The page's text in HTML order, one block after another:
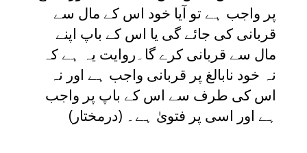
پر واجب ہے تو آیا خود اس کے مال سے
قربانی کی جائے گی یا اس کے باپ اپنے
مال سے قربانی کرے گا۔روایت یہ ہے کہ
نہ خود نابالغ پر قربانی واجب ہے اور نہ
اس کی طرف سے اس کے باپ پر واجب
ہے اور اسی پر فتویٰ ہے۔ (درمختار)